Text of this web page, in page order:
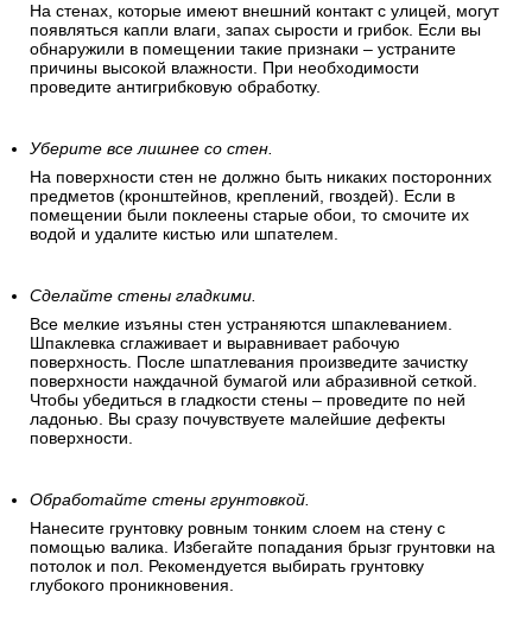
На стенах, которые имеют внешний контакт с улицей, могут
появляться капли влаги, запах сырости и грибок. Если вы
обнаружили в помещении такие признаки – устраните
причины высокой влажности. При необходимости
проведите антигрибковую обработку.
Уберите все лишнее со стен.
На поверхности стен не должно быть никаких посторонних
предметов (кронштейнов, креплений, гвоздей). Если в
помещении были поклеены старые обои, то смочите их
водой и удалите кистью или шпателем.
Сделайте стены гладкими.
Все мелкие изъяны стен устраняются шпаклеванием.
Шпаклевка сглаживает и выравнивает рабочую
поверхность. После шпатлевания произведите зачистку
поверхности наждачной бумагой или абразивной сеткой.
Чтобы убедиться в гладкости стены – проведите по ней
ладонью. Вы сразу почувствуете малейшие дефекты
поверхности.
Обработайте стены грунтовкой.
Нанесите грунтовку ровным тонким слоем на стену с
помощью валика. Избегайте попадания брызг грунтовки на
потолок и пол. Рекомендуется выбирать грунтовку
глубокого проникновения.